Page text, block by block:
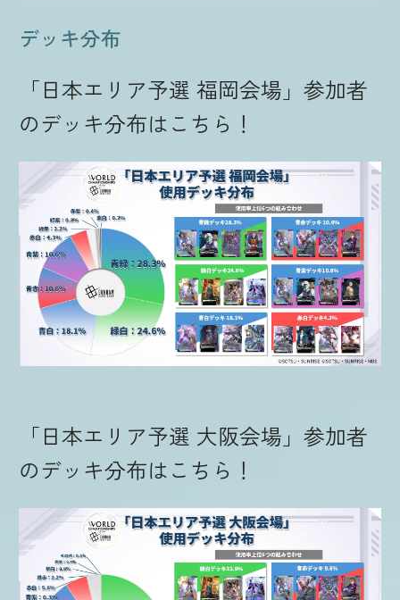
デッキ分布
「日本エリア予選 福岡会場」参加者
のデッキ分布はこちら！
「日本エリア予選 大阪会場」参加者
のデッキ分布はこちら！